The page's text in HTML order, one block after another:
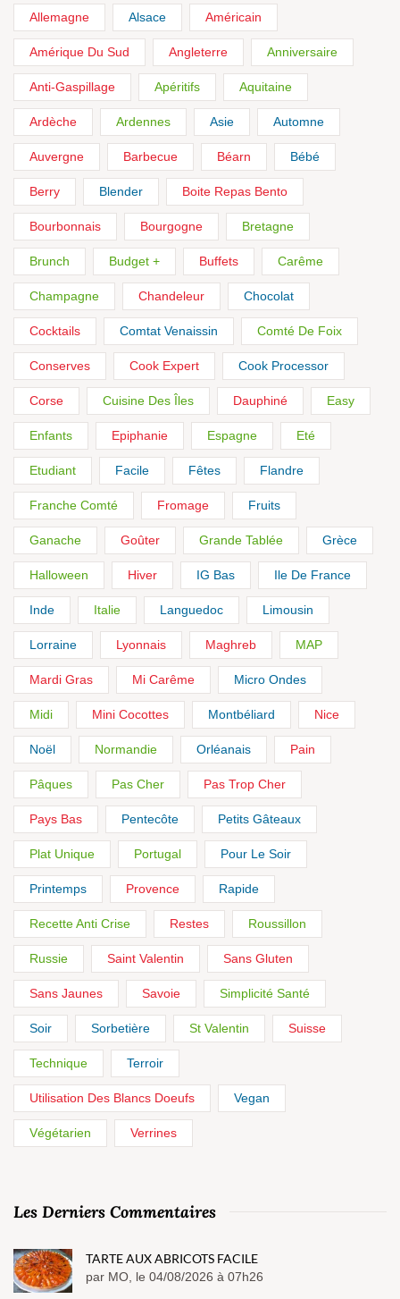
Allemagne Alsace Américain
Amérique Du Sud Angleterre Anniversaire
Anti-Gaspillage Apéritifs Aquitaine
Ardèche Ardennes Asie Automne
Auvergne Barbecue Béarn Bébé
Berry Blender Boite Repas Bento
Bourbonnais Bourgogne Bretagne
Brunch Budget + Buffets Carême
Champagne Chandeleur Chocolat
Cocktails Comtat Venaissin Comté De Foix
Conserves Cook Expert Cook Processor
Corse Cuisine Des Îles Dauphiné Easy
Enfants Epiphanie Espagne Eté
Etudiant Facile Fêtes Flandre
Franche Comté Fromage Fruits
Ganache Goûter Grande Tablée Grèce
Halloween Hiver IG Bas Ile De France
Inde Italie Languedoc Limousin
Lorraine Lyonnais Maghreb MAP
Mardi Gras Mi Carême Micro Ondes
Midi Mini Cocottes Montbéliard Nice
Noël Normandie Orléanais Pain
Pâques Pas Cher Pas Trop Cher
Pays Bas Pentecôte Petits Gâteaux
Plat Unique Portugal Pour Le Soir
Printemps Provence Rapide
Recette Anti Crise Restes Roussillon
Russie Saint Valentin Sans Gluten
Sans Jaunes Savoie Simplicité Santé
Soir Sorbetière St Valentin Suisse
Technique Terroir
Utilisation Des Blancs Doeufs Vegan
Végétarien Verrines
Les Derniers Commentaires
TARTE AUX ABRICOTS FACILE
par MO, le 04/08/2026 à 07h26